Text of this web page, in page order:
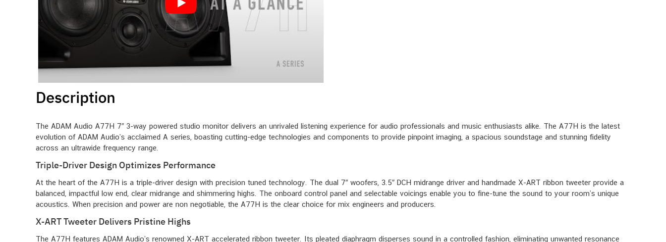
Description
The ADAM Audio A77H 7″ 3-way powered studio monitor delivers an unrivaled listening experience for audio professionals and music enthusiasts alike. The A77H is the latest
evolution of ADAM Audio’s acclaimed A series, boasting cutting-edge technologies and components to provide pinpoint imaging, a spacious soundstage and stunning fidelity
across an ultrawide frequency range.
Triple-Driver Design Optimizes Performance
At the heart of the A77H is a triple-driver design with precision tuned technology. The dual 7″ woofers, 3.5″ DCH midrange driver and handmade X-ART ribbon tweeter provide a
balanced, impactful low end, clear midrange and shimmering highs. The onboard control panel and selectable voicings enable you to fine-tune the sound to your room’s unique
acoustics. When precision and power are non negotiable, the A77H is the clear choice for mix engineers and producers.
X-ART Tweeter Delivers Pristine Highs
The A77H features ADAM Audio’s renowned X-ART accelerated ribbon tweeter. Its pleated diaphragm disperses sound in a controlled fashion, eliminating unwanted resonance